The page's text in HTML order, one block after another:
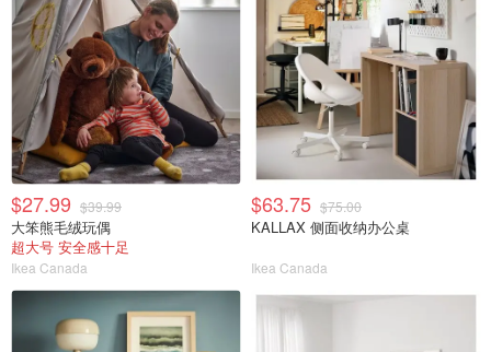
$27.99 $39.99
大笨熊毛绒玩偶
超大号 安全感十足
Ikea Canada
$63.75 $75.00
KALLAX 侧面收纳办公桌
Ikea Canada